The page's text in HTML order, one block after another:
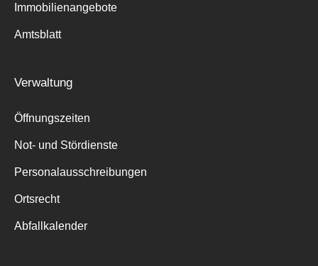
Immobilienangebote
Amtsblatt
Verwaltung
Öffnungszeiten
Not- und Stördienste
Personalausschreibungen
Ortsrecht
Abfallkalender